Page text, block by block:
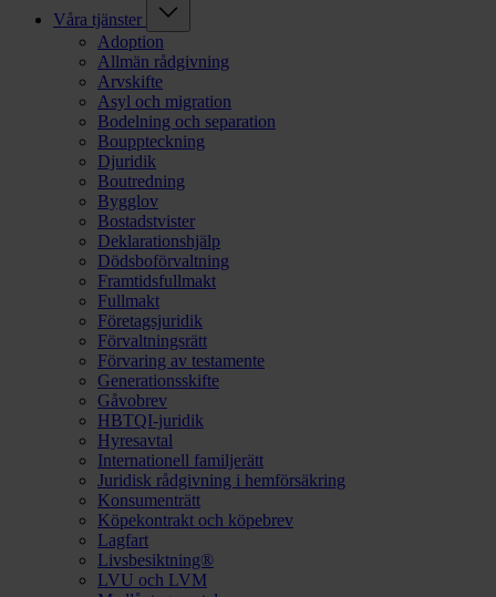
Våra tjänster
Adoption
Allmän rådgivning
Arvskifte
Asyl och migration
Bodelning och separation
Bouppteckning
Djuridik
Boutredning
Bygglov
Bostadstvister
Deklarationshjälp
Dödsboförvaltning
Framtidsfullmakt
Fullmakt
Företagsjuridik
Förvaltningsrätt
Förvaring av testamente
Generationsskifte
Gåvobrev
HBTQI-juridik
Hyresavtal
Internationell familjerätt
Juridisk rådgivning i hemförsäkring
Konsumenträtt
Köpekontrakt och köpebrev
Lagfart
Livsbesiktning®
LVU och LVM